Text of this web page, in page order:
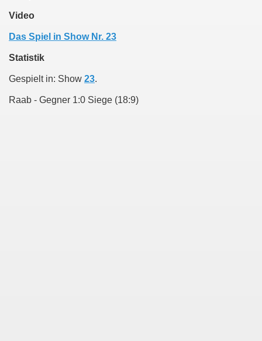
Video
Das Spiel in Show Nr. 23
Statistik
Gespielt in: Show 23.
Raab - Gegner 1:0 Siege (18:9)